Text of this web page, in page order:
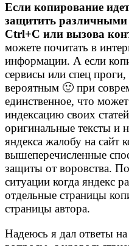
Если копирование
защитить
Ctrl+C или вызова
можете почитать в
информации. А если
сервисы или спец
вероятным 🙂 при
единственное, что
индексацию своих
оригинальные тексты и
яндекса жалобу на сайт
вышеперечисленные
защиты от воровства.
ситуации когда яндекс
отдельные страницы
страницы автора.
Надеюсь я дал ответы